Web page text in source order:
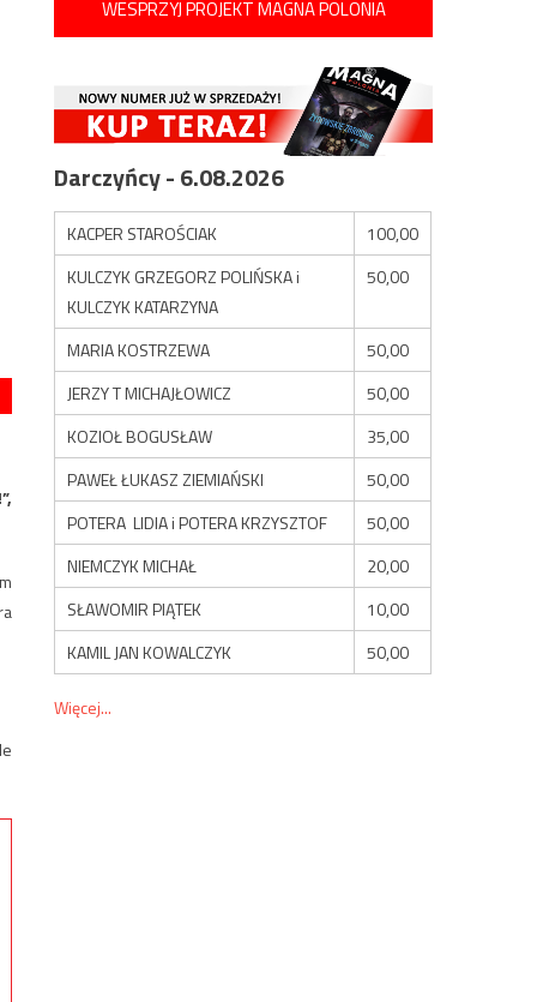
WESPRZYJ PROJEKT MAGNA POLONIA
Darczyńcy - 6.08.2026
KACPER STAROŚCIAK
100,00
KULCZYK GRZEGORZ POLIŃSKA i
KULCZYK KATARZYNA
50,00
MARIA KOSTRZEWA
50,00
JERZY T MICHAJŁOWICZ
50,00
KOZIOŁ BOGUSŁAW
35,00
PAWEŁ ŁUKASZ ZIEMIAŃSKI
50,00
POTERA LIDIA i POTERA KRZYSZTOF
50,00
NIEMCZYK MICHAŁ
20,00
SŁAWOMIR PIĄTEK
10,00
KAMIL JAN KOWALCZYK
50,00
Więcej...